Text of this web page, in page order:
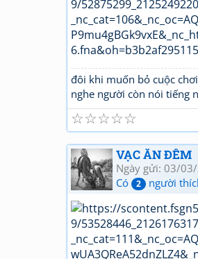
đôi khi muốn bỏ cuộc chơi
nghe người còn nói tiếng
☆
☆
☆
☆
☆
VẠC ĂN ĐÊM
Ngày gửi: 03/
Có
2 người